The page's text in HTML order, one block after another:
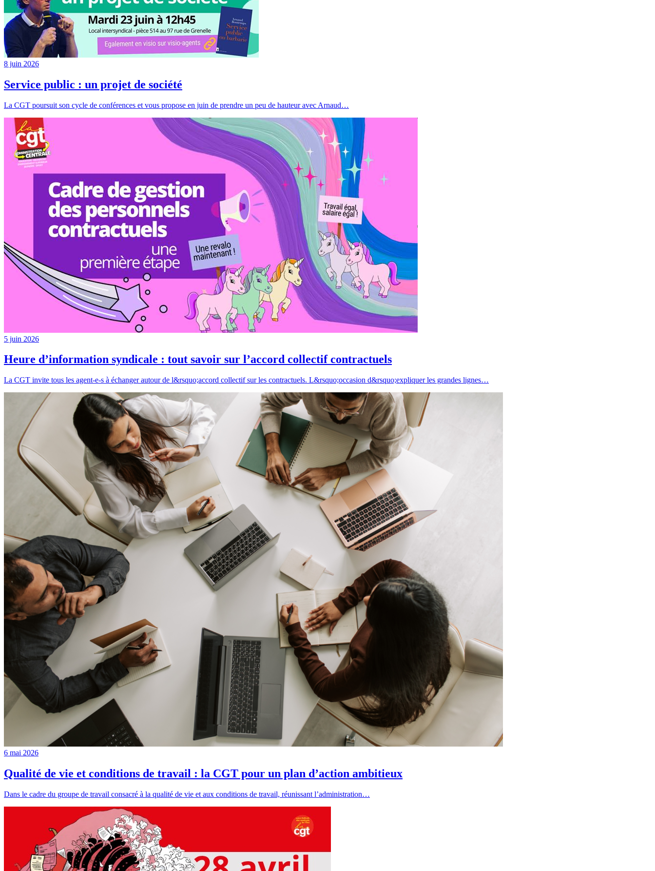
8 juin 2026
Service public : un projet de société
La CGT poursuit son cycle de conférences et vous propose en juin de prendre un peu de hauteur avec Arnaud…
5 juin 2026
Heure d’information syndicale : tout savoir sur l’accord collectif contractuels
La CGT invite tous les agent-e-s à échanger autour de l&rsquo;accord collectif sur les contractuels. L&rsquo;occasion d&rsquo;expliquer les grandes lignes…
6 mai 2026
Qualité de vie et conditions de travail : la CGT pour un plan d’action ambitieux
Dans le cadre du groupe de travail consacré à la qualité de vie et aux conditions de travail, réunissant l’administration…